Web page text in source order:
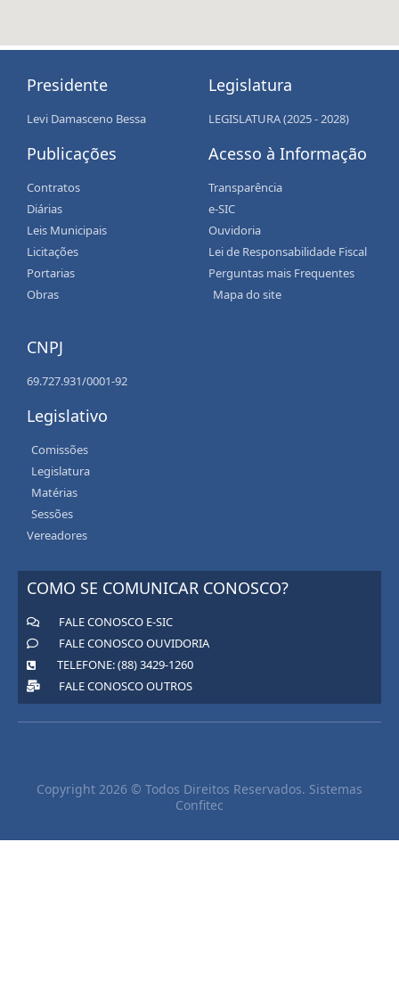
Presidente
Levi Damasceno Bessa
Publicações
Contratos
Diárias
Leis Municipais
Licitações
Portarias
Obras
Legislatura
LEGISLATURA (2025 - 2028)
Acesso à Informação
Transparência
e-SIC
Ouvidoria
Lei de Responsabilidade Fiscal
Perguntas mais Frequentes
Mapa do site
CNPJ
69.727.931/0001-92
Legislativo
Comissões
Legislatura
Matérias
Sessões
Vereadores
COMO SE COMUNICAR CONOSCO?
FALE CONOSCO E-SIC
FALE CONOSCO OUVIDORIA
TELEFONE: (88) 3429-1260
FALE CONOSCO OUTROS
Copyright 2026 © Todos Direitos Reservados. Sistemas
Confitec